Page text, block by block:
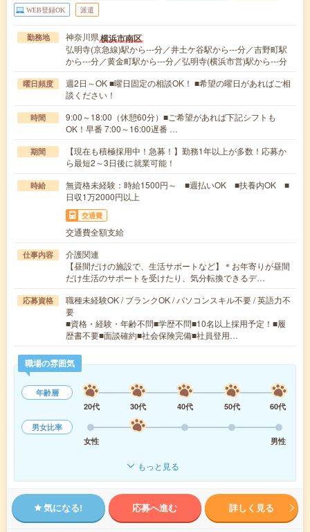
WEB登録OK 派遣
勤務地 神奈川県横浜市南区
弘明寺(京急線)駅から---分／井土ケ谷駅から---分／吉野町駅
から---分／黄金町駅から---分／弘明寺(横浜市営)駅から---分
曜日頻度
週2日～OK ■曜日固定の相談OK！ ■希望の曜日があればご相
談ください！
時間
9:00～18:00（休憩60分）■ご希望があれば下記シフトも
OK！早番 7:00～16:00遅番 …
期間
【現在も積極採用中！急募！】勤務1年以上が多数！応募か
ら最短2～3日後に就業可能！
時給
無資格未経験：時給1500円～ ■週払いOK ■扶養内OK ■
日収1万2000円以上
交通費
交通費全額支給
仕事内容
介護関連
【昼間だけの施設で、生活サポートなど】＊お年寄りが昼間
だけ生活のサポートを受けたり、気分転換できるデ…
応募資格
職種未経験OK / ブランクOK / パソコンスキル不要 / 英語力不
要
■資格・経験・年齢不問■学歴不問■10名以上採用予定！■履
歴書不要■面談確約■社会保険完備■社員登用…
職場の雰囲気
年齢層
20代
30代 40代 50代
60代
男女比率
女性
男性
もっと見る
気になる! 応募へ進む 詳しく見る